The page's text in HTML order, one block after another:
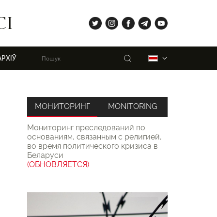
Пошук
tw ig fb tg yt
МОНИТОРИНГ
Мониторинг преследований по
основаниям, связанным с религией,
во время политического кризиса в
Беларуси
(ОБНОВЛЯЕТСЯ)
MONITORING